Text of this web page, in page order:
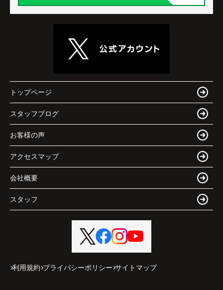
トップページ
スタッフブログ
お客様の声
アクセスマップ
会社概要
スタッフ
利用規約 プライバシーポリシー サイトマップ